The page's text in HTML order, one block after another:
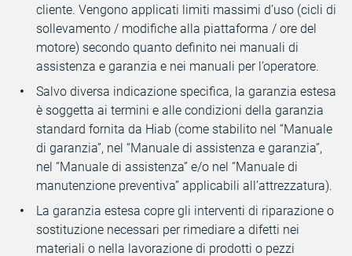
cliente. Vengono applicati limiti massimi d’uso (cicli di
sollevamento / modifiche alla piattaforma / ore del
motore) secondo quanto definito nei manuali di
assistenza e garanzia e nei manuali per l’operatore.
Salvo diversa indicazione specifica, la garanzia estesa
è soggetta ai termini e alle condizioni della garanzia
standard fornita da Hiab (come stabilito nel “Manuale
di garanzia”, nel “Manuale di assistenza e garanzia”,
nel “Manuale di assistenza” e/o nel “Manuale di
manutenzione preventiva” applicabili all’attrezzatura).
La garanzia estesa copre gli interventi di riparazione o
sostituzione necessari per rimediare a difetti nei
materiali o nella lavorazione di prodotti o pezzi